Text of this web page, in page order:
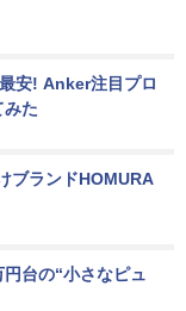
安! Anker注目プロ
みた
ブランドHOMURA
台の“小さなピュ